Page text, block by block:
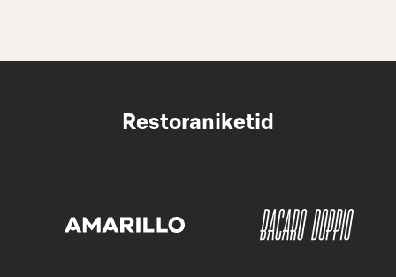
Restoraniketid